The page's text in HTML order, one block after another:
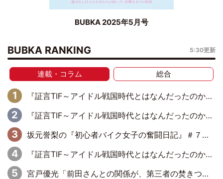
BUBKA 2025年5月号
BUBKA RANKING 5:30更新
連載・コラム 総合
『証言TIF～アイドル戦国時代とはなんだったのか～』第11回：私立恵比寿中学・真山りか×安本彩花「TIFで10年ぶりのキョンシーメイクをしたら、場を完全に引かせてしまって。時代が変わったんだなって」
『証言TIF～アイドル戦国時代とはなんだったのか～』第10回：さくら学院・武藤彩未×飯田らうら「正直、中3で辞めるというのを信じてなくて。そう言われてはいたけど、嘘でしょって」
坂元誉梨の『初心者バイク女子の奮闘日記』＃７７「我慢大会してませんか？」
『証言TIF～アイドル戦国時代とはなんだったのか～』第8回：Negicco・Nao☆×Megu×Kaede「東京からオファーが来たのと、梨の皮剥きとどっちが大事なんだって」
宮戸優光「前田さんとの関係が、第三者の焚きつけのようなかたちで壊されてしまったのは、悲しいことですよ」【UWF】